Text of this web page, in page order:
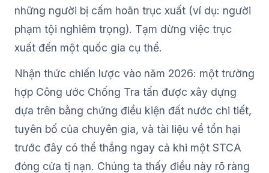
những người bị cấm hoãn trục xuất (ví dụ: người
phạm tội nghiêm trọng). Tạm dừng việc trục
xuất đến một quốc gia cụ thể.
Nhận thức chiến lược vào năm 2026: một trường
hợp Công ước Chống Tra tấn được xây dựng
dựa trên bằng chứng điều kiện đất nước chi tiết,
tuyên bố của chuyên gia, và tài liệu về tổn hại
trước đây có thể thắng ngay cả khi một STCA
đóng cửa tị nạn. Chúng ta thấy điều này rõ ràng